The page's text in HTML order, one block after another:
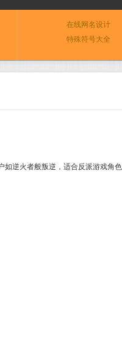
在线网名设计
特殊符号大全
逆火者般叛逆，适合反派游戏角